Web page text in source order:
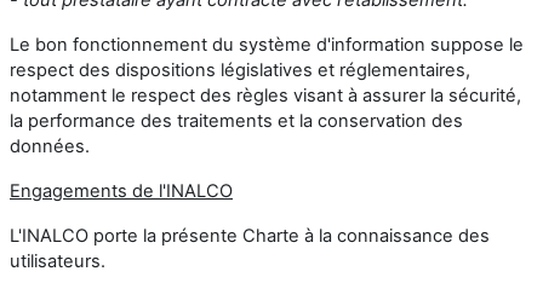
Le bon fonctionnement du système d'information suppose le
respect des dispositions législatives et réglementaires,
notamment le respect des règles visant à assurer la sécurité,
la performance des traitements et la conservation des
données.
Engagements de l'INALCO
L'INALCO porte la présente Charte à la connaissance des
utilisateurs.